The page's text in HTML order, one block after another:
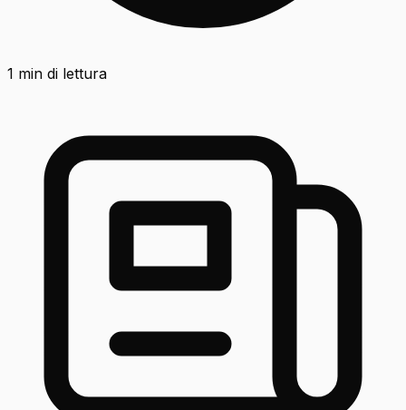
1 min di lettura